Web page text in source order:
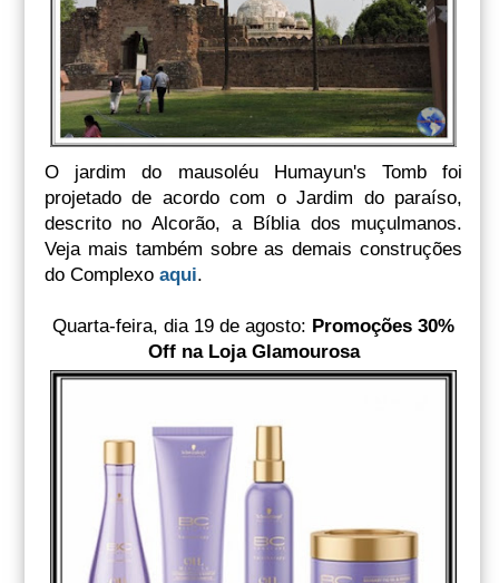
O jardim do mausoléu Humayun's Tomb foi
projetado de acordo com o Jardim do paraíso,
descrito no Alcorão, a Bíblia dos muçulmanos.
Veja mais também sobre as demais construções
do Complexo aqui.
Quarta-feira, dia 19 de agosto: Promoções 30%
Off na Loja Glamourosa